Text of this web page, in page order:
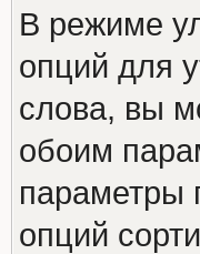
В режиме
опций для
слова, вы
обоим
параметры
опций